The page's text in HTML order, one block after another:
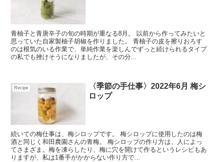
青柚子と青唐辛子の旬の時期が重なる8月。 以前から作ってみたいと
思っていた自家製柚子胡椒を作りました。 青柚子の皮を擦りおろす
のは根気のいる作業で、単純作業を楽しんでずっと続けられるタイプ
の私でも挫けそうになりましたが、その分...
Recipe
〈季節の手仕事〉2022年6月 梅シ
ロップ
続いての梅仕事は、梅シロップです。 梅シロップに使用したのは梅
酒と同じく和田農園さんの青梅。 梅シロップの作り方は、人によっ
てさまざま。梅を凍らしたり、梅に穴を開けて作るというレシピもあ
りますが、私は1番手がかからない作り方で...